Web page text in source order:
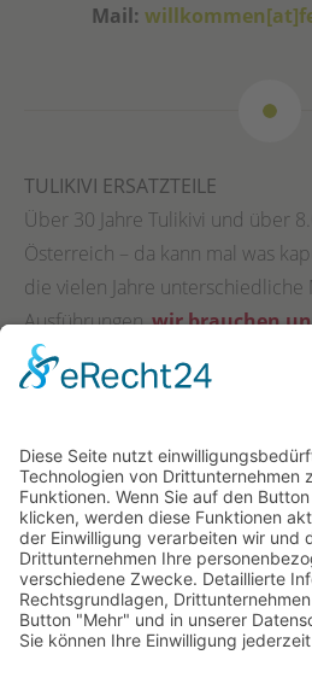
Mail:
TULIKIVI ERSATZTEILE
Über 30 Jahre Tulikivi und über
Österreich – da kann mal was
die vielen Jahre
Ausführungen,wir brauchen
ordentliche Bearbeitung
per Mail geschickt:
- Adresse und Kontaktdaten
Email)
- Modellbezeichnung
- Fotos vom gesamten Ofen +
- Mit der Übermittlung Ihrer
Einverständnis, dass wir diese
Servicepartner in Ihrer